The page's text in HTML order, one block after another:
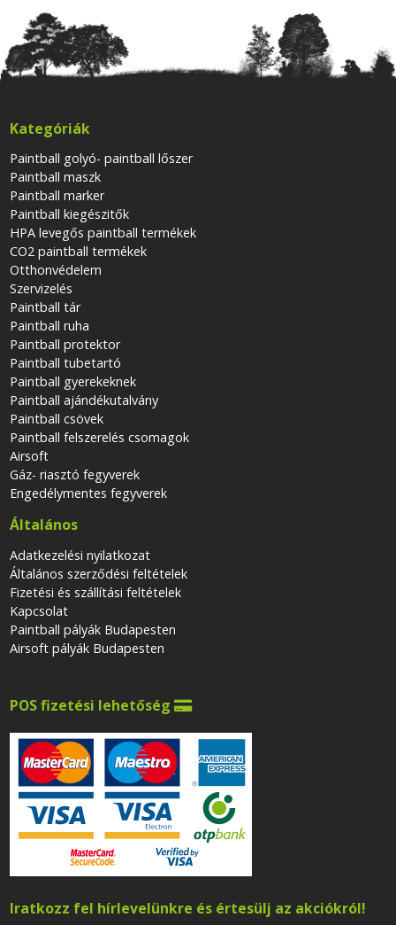
Kategóriák
Paintball golyó- paintball lőszer
Paintball maszk
Paintball marker
Paintball kiegészitők
HPA levegős paintball termékek
CO2 paintball termékek
Otthonvédelem
Szervizelés
Paintball tár
Paintball ruha
Paintball protektor
Paintball tubetartó
Paintball gyerekeknek
Paintball ajándékutalvány
Paintball csövek
Paintball felszerelés csomagok
Airsoft
Gáz- riasztó fegyverek
Engedélymentes fegyverek
Általános
Adatkezelési nyilatkozat
Általános szerződési feltételek
Fizetési és szállítási feltételek
Kapcsolat
Paintball pályák Budapesten
Airsoft pályák Budapesten
POS fizetési lehetőség 
Iratkozz fel hírlevelünkre és értesülj az akciókról!